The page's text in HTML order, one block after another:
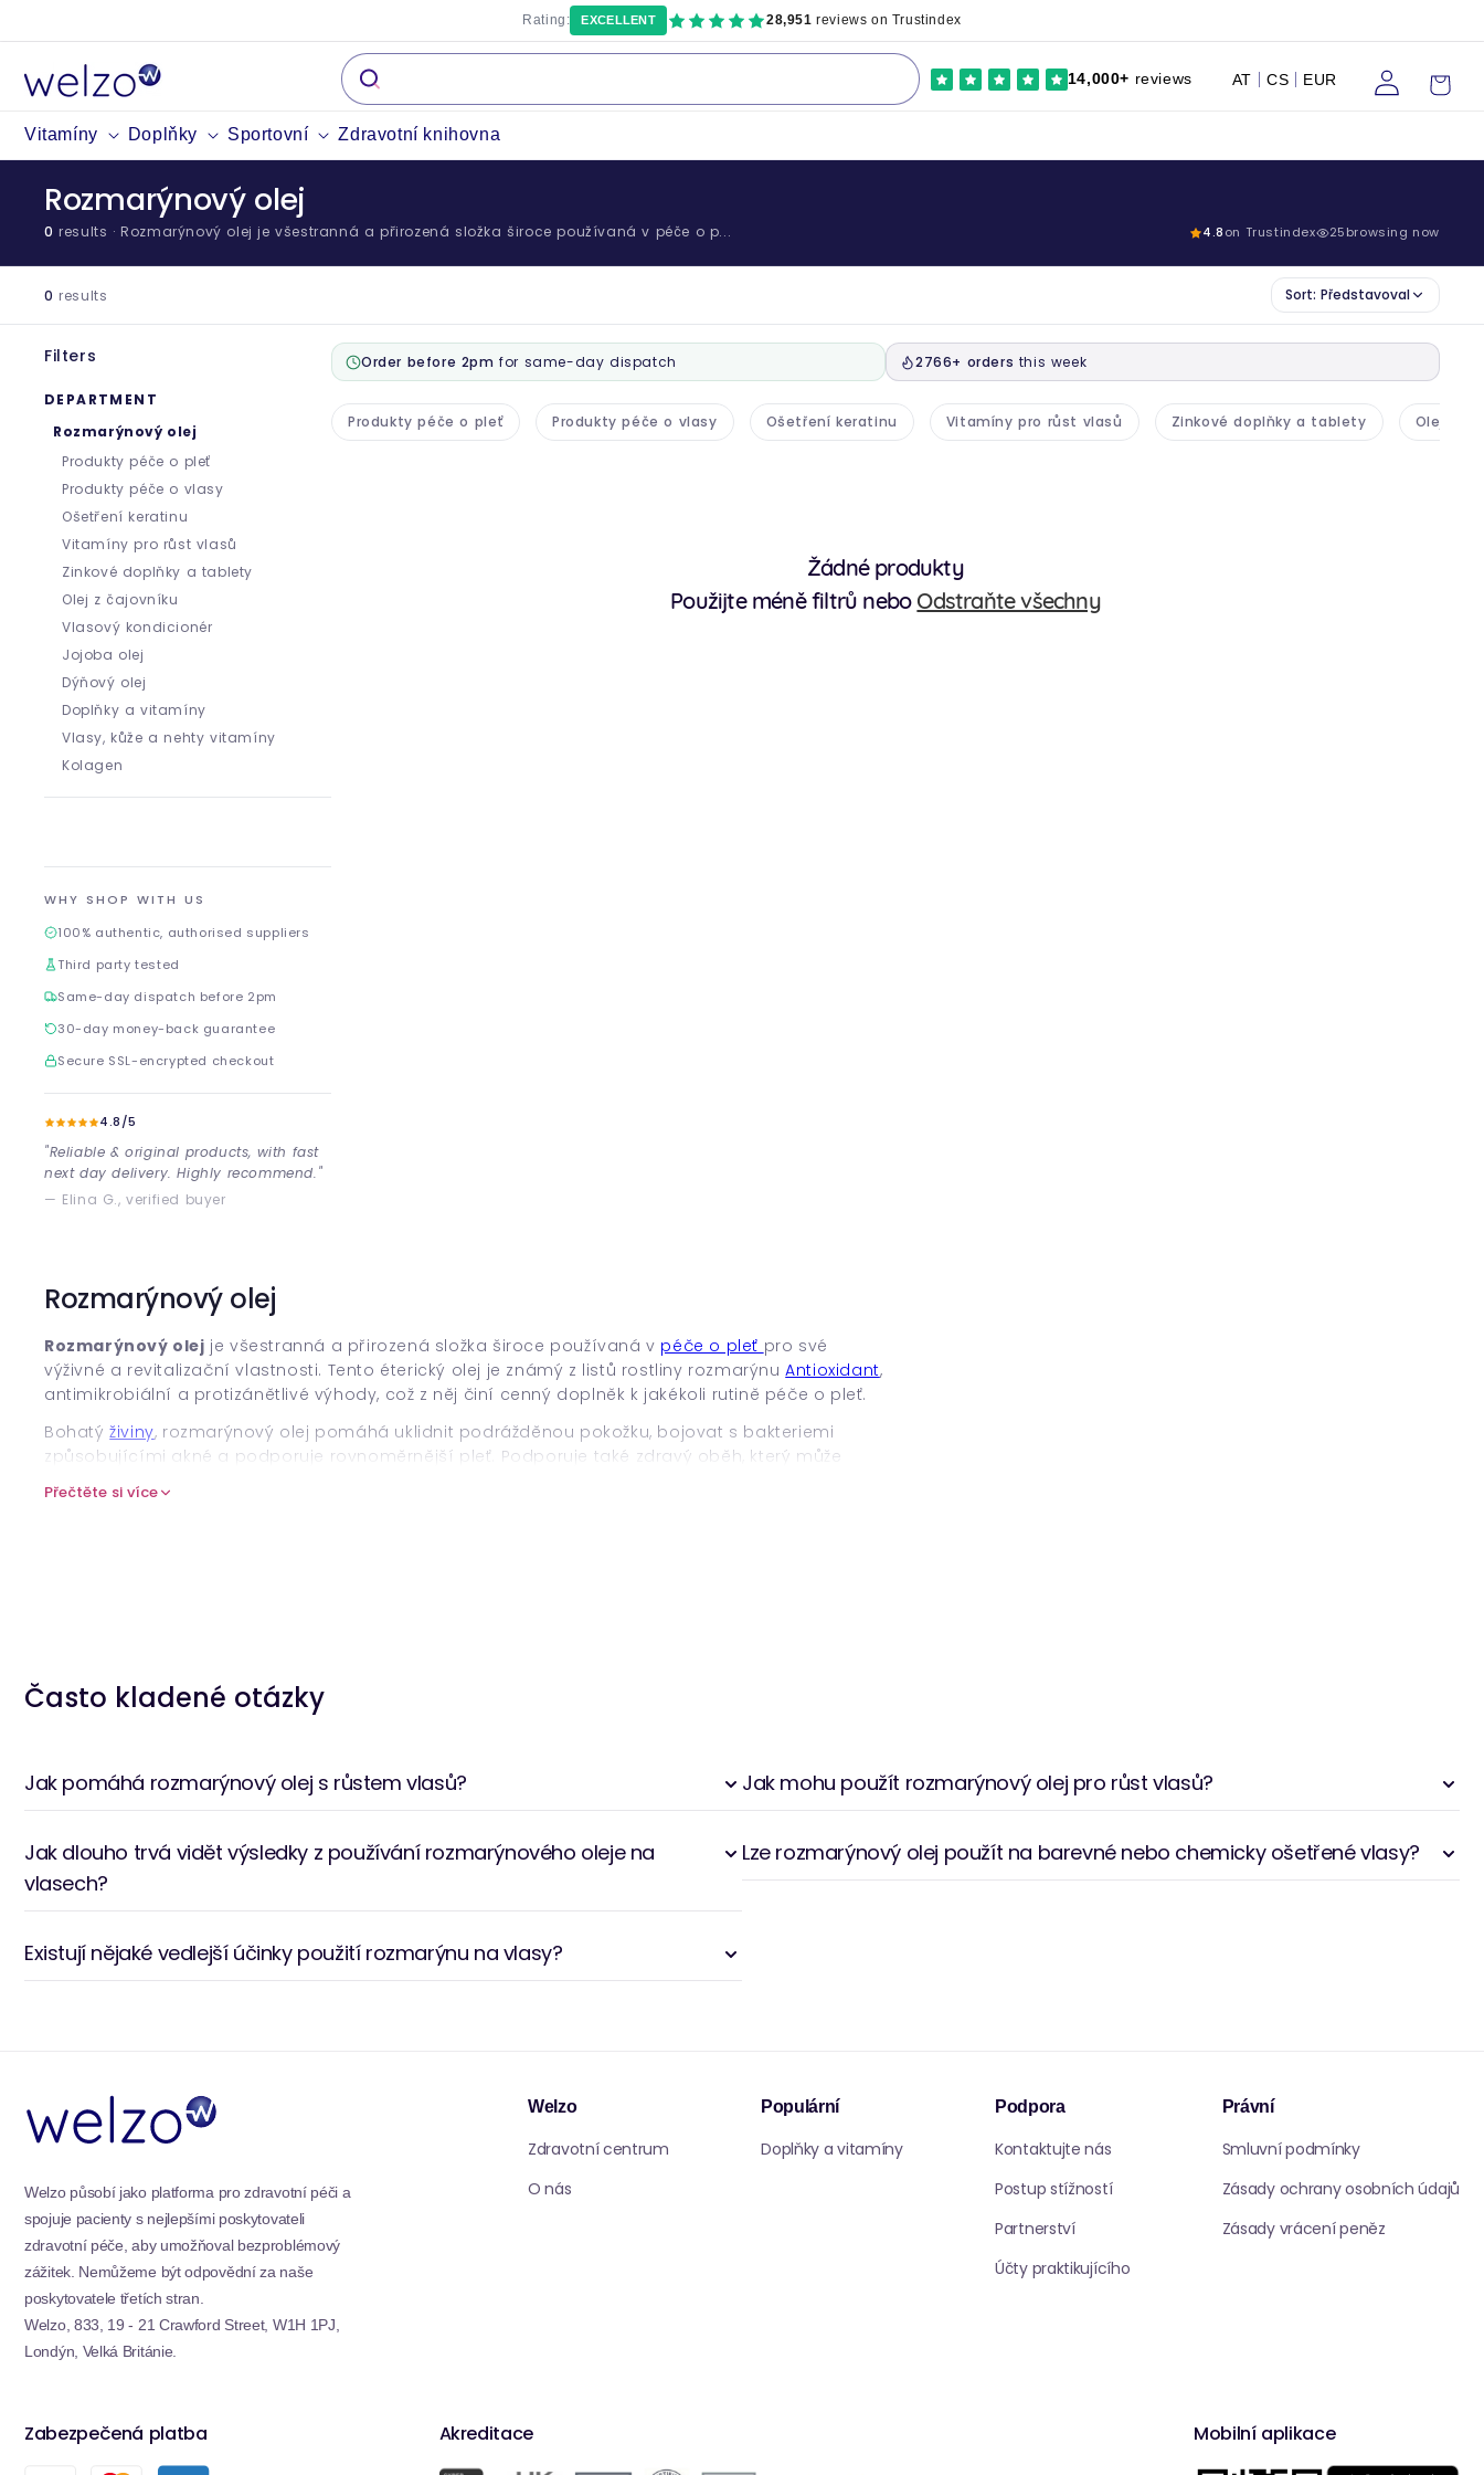
obsah
Vitamíny Doplňky Sportovní Zdravotní knihovna
14,000+ reviews AT CS EUR Vozík
Rating: EXCELLENT 28,951 reviews on Trustindex
Rozmarýnový olej
0 results · Rozmarýnový olej je všestranná a přirozená složka široce používaná v péče o p... 4.8on Trustindex 25browsing now
0 results Sort: Představoval
Filters
DEPARTMENT
Rozmarýnový olej
Produkty péče o pleť
Produkty péče o vlasy
Ošetření keratinu
Vitamíny pro růst vlasů
Zinkové doplňky a tablety
Olej z čajovníku
Vlasový kondicionér
Jojoba olej
Dýňový olej
Doplňky a vitamíny
Vlasy, kůže a nehty vitamíny
Kolagen
WHY SHOP WITH US
100% authentic, authorised suppliers
Third party tested
Same-day dispatch before 2pm
30-day money-back guarantee
Secure SSL-encrypted checkout
4.8/5
"Reliable & original products, with fast
next day delivery. Highly recommend."
— Elina G., verified buyer
Order before 2pm for same-day dispatch 2766+ orders this week
Produkty péče o pleť Produkty péče o vlasy Ošetření keratinu Vitamíny pro růst vlasů Zinkové doplňky a tablety Olej z
Žádné produkty
Použijte méně filtrů nebo Odstraňte všechny
Rozmarýnový olej
Rozmarýnový olej je všestranná a přirozená složka široce používaná v péče o pleť pro své
výživné a revitalizační vlastnosti. Tento éterický olej je známý z listů rostliny rozmarýnuAntioxidant,
antimikrobiální a protizánětlivé výhody, což z něj činí cenný doplněk k jakékoli rutině péče o pleť.
Bohatýživiny, rozmarýnový olej pomáhá uklidnit podrážděnou pokožku, bojovat s bakteriemi
způsobujícími akné a podporuje rovnoměrnější pleť. Podporuje také zdravý oběh, který může
zvýšit zář kůže a zlepšit celkovou strukturu. Kromě svých výhod péče o pleť se často používá olej z
Přečtěte si více
Často kladené otázky
Jak pomáhá rozmarýnový olej s růstem vlasů?
Jak dlouho trvá vidět výsledky z používání rozmarýnového oleje na
vlasech?
Existují nějaké vedlejší účinky použití rozmarýnu na vlasy?
Jak mohu použít rozmarýnový olej pro růst vlasů?
Lze rozmarýnový olej použít na barevné nebo chemicky ošetřené vlasy?
Welzo působí jako platforma pro zdravotní péči a
spojuje pacienty s nejlepšími poskytovateli
zdravotní péče, aby umožňoval bezproblémový
zážitek. Nemůžeme být odpovědní za naše
poskytovatele třetích stran.
Welzo, 833, 19 - 21 Crawford Street, W1H 1PJ,
Londýn, Velká Británie.
Welzo
Zdravotní centrum
O nás
Populární
Doplňky a vitamíny
Podpora
Kontaktujte nás
Postup stížností
Partnerství
Účty praktikujícího
Právní
Smluvní podmínky
Zásady ochrany osobních údajů
Zásady vrácení peněz
Zabezpečená platba Akreditace Mobilní aplikace